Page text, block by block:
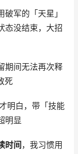
破军的「天星」
态没结束，大招
期间无法再次释
死
明白，带「技能
明显
时间 ，我习惯用